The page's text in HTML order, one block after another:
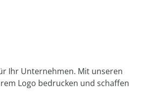
Ihr Unternehmen. Mit unseren
Logo bedrucken und schaffen